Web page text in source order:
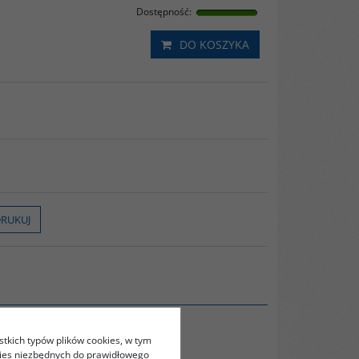
Dostępność:
DO KOSZYKA
typów plików cookies, w tym
niezbędnych do prawidłowego